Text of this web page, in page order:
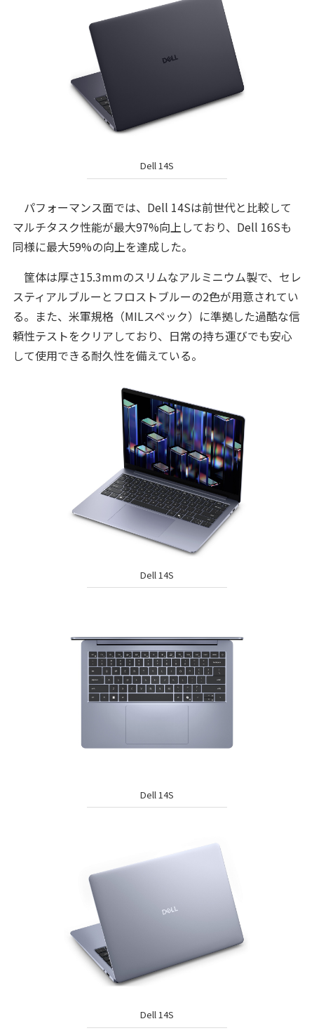
Dell 14S
パフォーマンス面では、Dell 14Sは前世代と比較して
マルチタスク性能が最大97%向上しており、Dell 16Sも
同様に最大59%の向上を達成した。
筐体は厚さ15.3mmのスリムなアルミニウム製で、セレ
スティアルブルーとフロストブルーの2色が用意されてい
る。また、米軍規格（MILスペック）に準拠した過酷な信
頼性テストをクリアしており、日常の持ち運びでも安心
して使用できる耐久性を備えている。
Dell 14S
Dell 14S
Dell 14S